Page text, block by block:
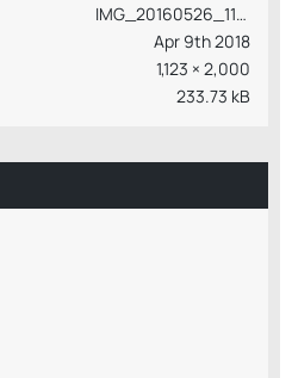
IMG_20160526_110153.jpg
Apr 9th 2018
1,123 × 2,000
233.73 kB